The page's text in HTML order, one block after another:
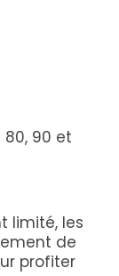
90 et
limité, les
de
profiter